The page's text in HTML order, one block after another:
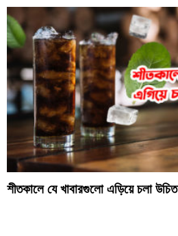
শীতকালে যে খাবারগুলো এড়িয়ে চলা উচিত